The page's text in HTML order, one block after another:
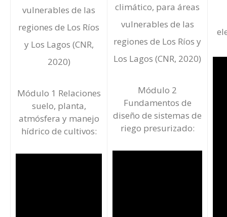
vulnerables de las
regiones de Los Ríos
y Los Lagos (CNR,
2020)
Módulo 1 Relaciones
suelo, planta,
atmósfera y manejo
hídrico de cultivos:
climático, para áreas
vulnerables de las
regiones de Los Ríos y
Los Lagos (CNR, 2020)
Módulo 2
Fundamentos de
diseño de sistemas de
riego presurizado: